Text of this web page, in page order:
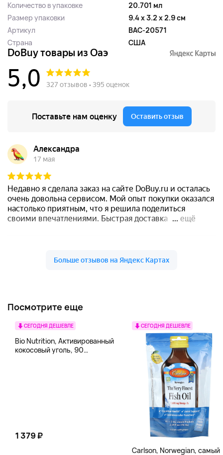
Количество в упаковке
20.701 мл
Размер упаковки
9.4 x 3.2 x 2.9 см
Артикул
BAC-20571
Страна
США
Посмотрите еще
СЕГОДНЯ ДЕШЕВЛЕ
Bio Nutrition, Активированный
кокосовый уголь, 90
1 379 ₽
СЕГОДНЯ ДЕШЕВЛЕ
Carlson, Norwegian, самый